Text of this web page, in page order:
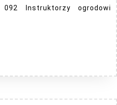
Instruktorzy ogrodowi